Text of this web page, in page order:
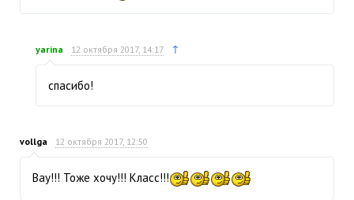
yarina 12 октября 2017, 14:17 ↑
спасибо!
vollga 12 октября 2017, 12:50
Вау!!! Тоже хочу!!! Класс!!!